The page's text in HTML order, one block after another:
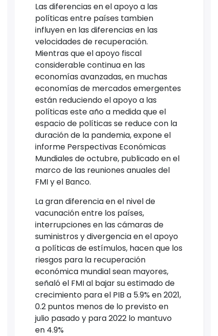
Las diferencias en el apoyo a las
políticas entre países tambien
influyen en las diferencias en las
velocidades de recuperación.
Mientras que el apoyo fiscal
considerable continua en las
economías avanzadas, en muchas
economías de mercados emergentes
están reduciendo el apoyo a las
políticas este año a medida que el
espacio de políticas se reduce con la
duración de la pandemia, expone el
informe Perspectivas Económicas
Mundiales de octubre, publicado en el
marco de las reuniones anuales del
FMI y el Banco.
La gran diferencia en el nivel de
vacunación entre los países,
interrupciones en las cámaras de
suministros y divergencia en el apoyo
a políticas de estímulos, hacen que los
riesgos para la recuperación
económica mundial sean mayores,
señaló el FMI al bajar su estimado de
crecimiento para el PIB a 5.9% en 2021,
0.2 puntos menos de lo previsto en
julio pasado y para 2022 lo mantuvo
en 4.9%